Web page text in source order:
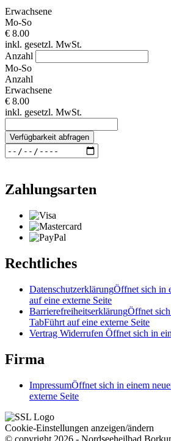
Erwachsene
Mo-So
€ 8.00
inkl. gesetzl. MwSt.
Anzahl
Mo-So
Anzahl
Erwachsene
€ 8.00
inkl. gesetzl. MwSt.
Verfügbarkeit abfragen
Zahlungsarten
Rechtliches
DatenschutzerklärungÖffnet sich in
auf eine externe Seite
BarrierefreiheitserklärungÖffnet
TabFührt auf eine externe Seite
Vertrag Widerrufen Öffnet sich in
Firma
ImpressumÖffnet sich in einem
externe Seite
Cookie-Einstellungen anzeigen/ändern
© copyright 2026 - Nordseeheilbad